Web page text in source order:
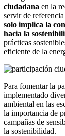
ciudadana en la
servir de
solo implica la
hacia la
prácticas
eficiente de la
Para fomentar la
implementado
ambiental en las
la importancia de
campañas de
la sostenibilidad.